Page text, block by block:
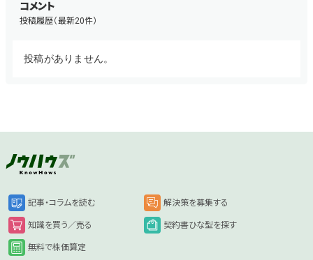
コメント
投稿履歴（最新20件）
投稿がありません。
記事・コラムを読む 解決策を募集する
知識を買う／売る 契約書ひな型を探す
無料で株価算定